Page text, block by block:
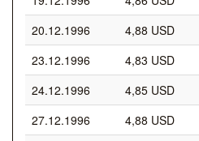
20.12.1996
4,88 USD
23.12.1996
4,83 USD
24.12.1996
4,85 USD
27.12.1996
4,88 USD